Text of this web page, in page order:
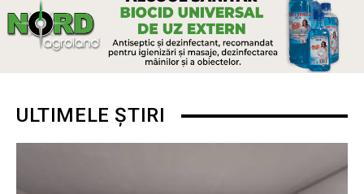
ULTIMELE ȘTIRI